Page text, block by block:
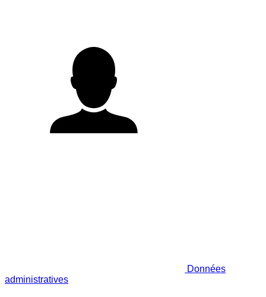
Données
administratives